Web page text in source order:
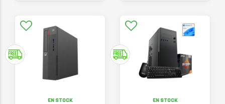
EN STOCK EN STOCK